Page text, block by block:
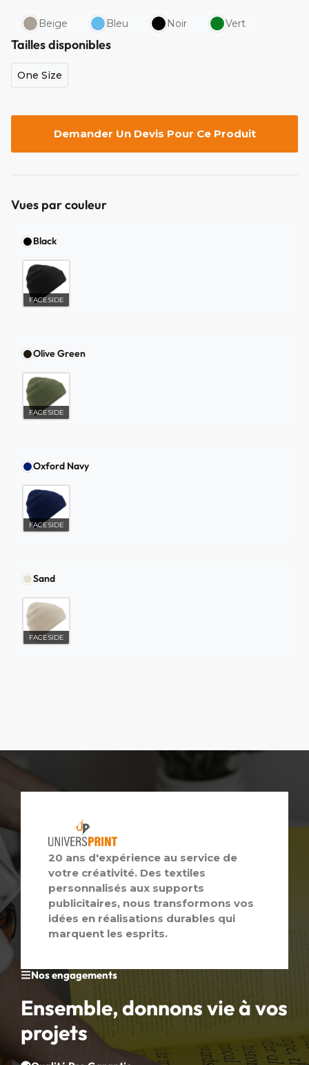
Beige Bleu Noir Vert
Tailles disponibles
One Size
Demander Un Devis Pour Ce Produit
Vues par couleur
Black
FACESIDE
Olive Green
FACESIDE
Oxford Navy
FACESIDE
Sand
FACESIDE
Nos engagements
Ensemble, donnons vie à vos
projets
20 ans d'expérience au service de
votre créativité. Des textiles
personnalisés aux supports
publicitaires, nous transformons vos
idées en réalisations durables qui
marquent les esprits.